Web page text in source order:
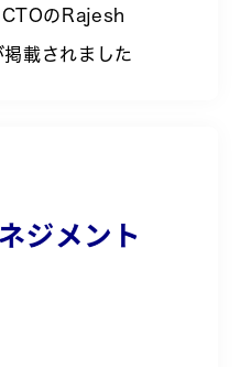
のRajesh
載されました